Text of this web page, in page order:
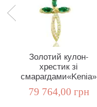
Золотий кулон-
хрестик зі
смарагдами«Kenia»
79 764,00 грн